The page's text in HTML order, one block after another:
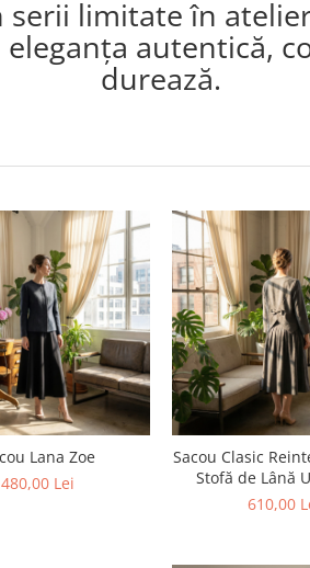
limitate în
autentică,
durează.
Lana Zoe
480,00 Lei
Sacou Clasic
Stofă de Lână
Decupaj în V –
610,00